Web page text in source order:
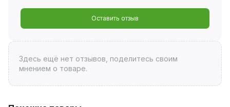
Оставить отзыв
Здесь ещё нет отзывов, поделитесь своим
мнением о товаре.